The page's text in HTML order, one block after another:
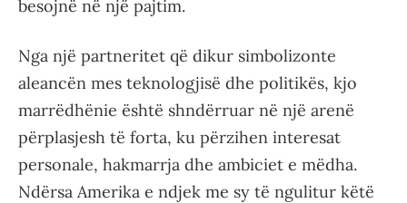
besojnë në një pajtim.
Nga një partneritet që dikur simbolizonte
aleancën mes teknologjisë dhe politikës, kjo
marrëdhënie është shndërruar në një arenë
përplasjesh të forta, ku përzihen interesat
personale, hakmarrja dhe ambiciet e mëdha.
Ndërsa Amerika e ndjek me sy të ngulitur këtë